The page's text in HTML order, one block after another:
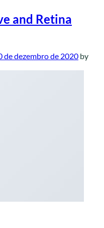
and Retina
de dezembro de 2020 by